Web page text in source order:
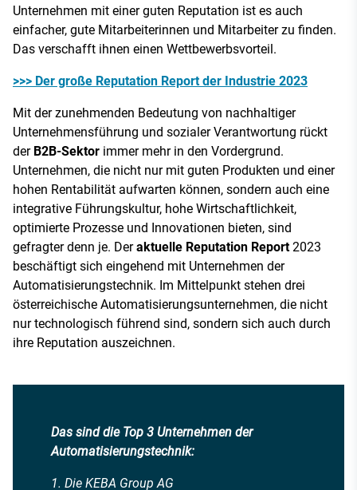
Unternehmen mit einer guten Reputation ist es auch
einfacher, gute Mitarbeiterinnen und Mitarbeiter zu finden.
Das verschafft ihnen einen Wettbewerbsvorteil.
>>> Der große Reputation Report der Industrie 2023
Mit der zunehmenden Bedeutung von nachhaltiger
Unternehmensführung und sozialer Verantwortung rückt
derB2B-Sektor immer mehr in den Vordergrund.
Unternehmen, die nicht nur mit guten Produkten und einer
hohen Rentabilität aufwarten können, sondern auch eine
integrative Führungskultur, hohe Wirtschaftlichkeit,
optimierte Prozesse und Innovationen bieten, sind
gefragter denn je. Deraktuelle Reputation Report2023
beschäftigt sich eingehend mit Unternehmen der
Automatisierungstechnik. Im Mittelpunkt stehen drei
österreichische Automatisierungsunternehmen, die nicht
nur technologisch führend sind, sondern sich auch durch
ihre Reputation auszeichnen.
Das sind die Top 3 Unternehmen der
Automatisierungstechnik:
Die KEBA Group AG